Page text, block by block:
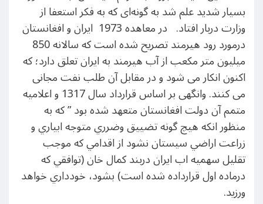
بسیار شدید علم شد به گونه‌ای که به فکر استعفا از
وزارت دربار افتاد. در معاهده 1973 ایران و افغانستان
درمورد رود هیرمند تصریح شده است که سالانه 850
میلیون متر مکعب از آب هیرمند به ایران تعلق دارد؛ که
اکنون انکار می شود و در مقابل آن طلب نفت مجانی
می کنند. وانگهی بر اساس قرارداد سال 1317 و اعلامیه
متمم آن دولت افغانستان متعهد شده بود ” كه به
منظور انكه هيچ گونه تضييق وضرري متوجه ابياري و
زراعت اراضي سيستان نشود از اقدامي كه موجب
تقليل سهميه اب ايران دربند كمال خان (توافقي كه
درماده اول قرارداده شده است) بشود، خودداري خواهد
ورزيد.